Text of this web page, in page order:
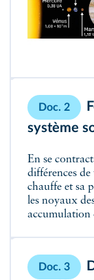
Doc. 2
système
En se
différences
chauffe et sa
les noyaux
accumulation
Doc. 3